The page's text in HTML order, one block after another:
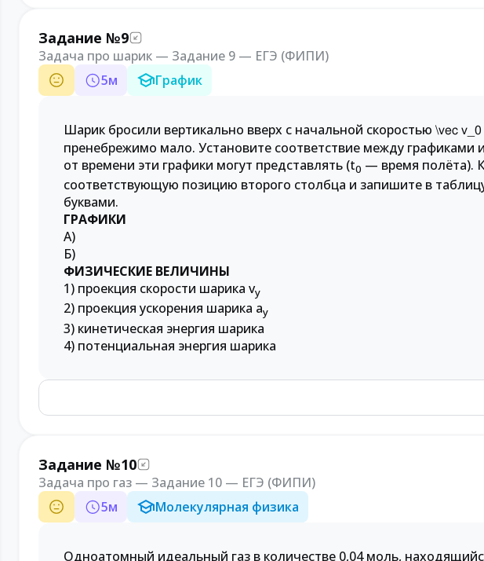
Задание №9
Задача про шарик — Задание 9 — ЕГЭ (ФИПИ)
5м График
Шарик бросили вертикально вверх с начальной скоростью \vec v_0
пренебрежимо мало. Установите соответствие между
от времени эти графики могут представлять (t0 — время полёта).
соответствующую позицию второго столбца и запишите в
буквами.
ГРАФИКИ
А)
Б)
ФИЗИЧЕСКИЕ ВЕЛИЧИНЫ
1) проекция скорости шарика vy
2) проекция ускорения шарика ay
3) кинетическая энергия шарика
4) потенциальная энергия шарика
Задание №10
Задача про газ — Задание 10 — ЕГЭ (ФИПИ)
5м Молекулярная физика
Одноатомный идеальный газ в количестве 0,04 моль,